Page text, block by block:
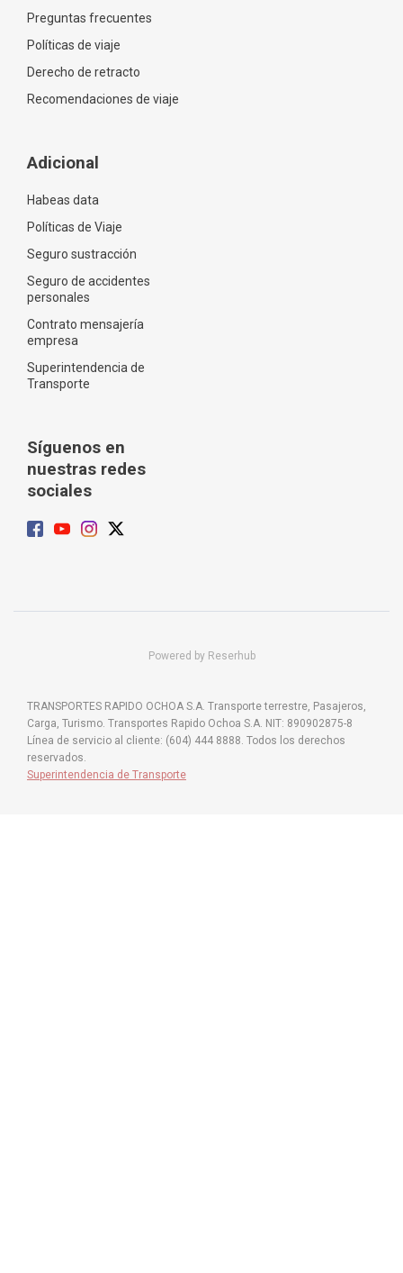
Preguntas frecuentes
Políticas de viaje
Derecho de retracto
Recomendaciones de viaje
Adicional
Habeas data
Políticas de Viaje
Seguro sustracción
Seguro de accidentes
personales
Contrato mensajería
empresa
Superintendencia de
Transporte
Síguenos en
nuestras redes
sociales
Powered by Reserhub
TRANSPORTES RAPIDO OCHOA S.A. Transporte terrestre, Pasajeros,
Carga, Turismo. Transportes Rapido Ochoa S.A. NIT: 890902875-8
Línea de servicio al cliente: (604) 444 8888. Todos los derechos
reservados.
Superintendencia de Transporte